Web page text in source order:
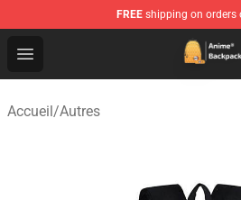
FREE shipping on orders
Open menu
Anime Backpack Shop -
Accueil/Autres